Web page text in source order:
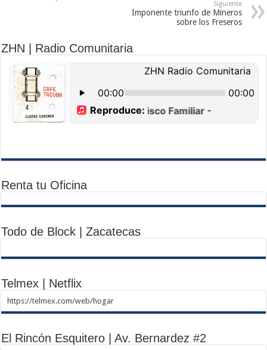
Siguiente
Imponente triunfo de Mineros
sobre los Freseros
ZHN | Radio Comunitaria
Renta tu Oficina
Todo de Block | Zacatecas
Telmex | Netflix
https://telmex.com/web/hogar
El Rincón Esquitero | Av. Bernardez #2